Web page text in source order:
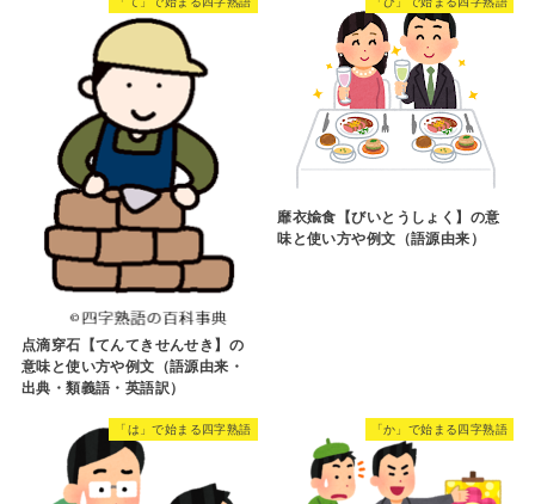
点滴穿石【てんてきせんせき】の
意味と使い方や例文（語源由来・
出典・類義語・英語訳）
靡衣婾食【びいとうしょく】の意
味と使い方や例文（語源由来）
「は」で始まる四字熟語 「か」で始まる四字熟語